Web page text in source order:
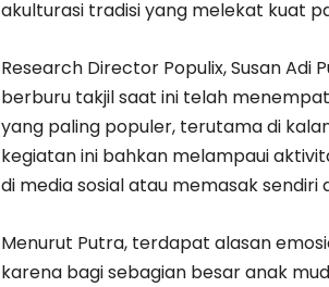
akulturasi tradisi yang melekat kuat
​Research Director Populix, Susan
berburu takjil saat ini telah
yang paling populer, terutama di
kegiatan ini bahkan melampaui
di media sosial atau memasak
Menurut Putra, terdapat alasan
karena bagi sebagian besar anak